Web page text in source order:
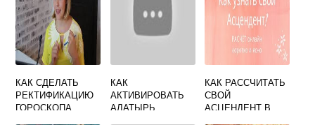
КАК СДЕЛАТЬ
РЕКТИФИКАЦИЮ
ГОРОСКОПА
КАК
АКТИВИРОВАТЬ
АЛАТЫРЬ
КАК РАССЧИТАТЬ
СВОЙ
АСЦЕНДЕНТ В